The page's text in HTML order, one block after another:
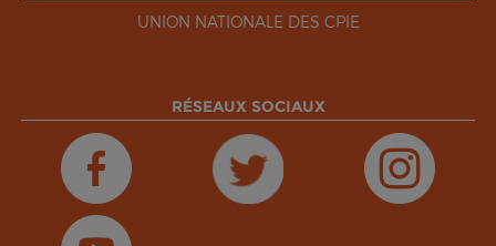
UNION NATIONALE DES CPIE
RÉSEAUX SOCIAUX